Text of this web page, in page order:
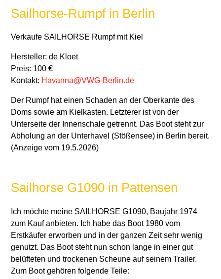
Sailhorse-Rumpf in Berlin
Verkaufe SAILHORSE Rumpf mit Kiel
Hersteller: de Kloet
Preis: 100 €
Kontakt: Havanna@VWG-Berlin.de
Der Rumpf hat einen Schaden an der Oberkante des
Doms sowie am Kielkasten. Letzterer ist von der
Unterseite der Innenschale getrennt. Das Boot steht zur
Abholung an der Unterhavel (Stößensee) in Berlin bereit.
(Anzeige vom 19.5.2026)
Sailhorse G1090 in Pattensen
Ich möchte meine SAILHORSE G1090, Baujahr 1974
zum Kauf anbieten. Ich habe das Boot 1980 vom
Erstkäufer erworben und in der ganzen Zeit sehr wenig
genutzt. Das Boot steht nun schon lange in einer gut
belüfteten und trockenen Scheune auf seinem Trailer.
Zum Boot gehören folgende Teile: